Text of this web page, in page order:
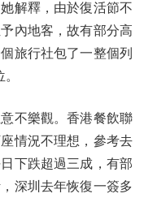
解釋，由於復活節不
內地客，故有部分高
旅行社包了一整個列
不樂觀。香港餐飲聯
情況不理想，參考去
下跌超過三成，有部
深圳去年恢復一簽多